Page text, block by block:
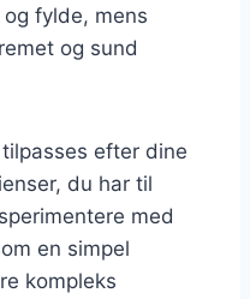
fylde, mens
og sund
efter dine
du har til
med
en simpel
kompleks